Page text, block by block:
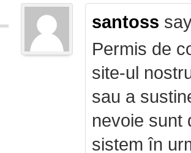
santoss
Permis de
site-ul
sau a
nevoie sunt
sistem în